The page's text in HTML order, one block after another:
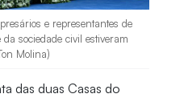
e representantes de
sociedade civil estiveram
Molina)
das duas Casas do